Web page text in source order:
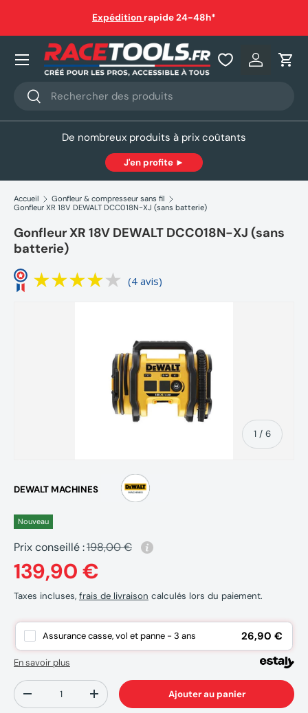
Aller au contenu
Expédition rapide 24-48h*
Recherche
Rechercher
Se
Nos produits
De nombreux produits à prix coûtants
J'en profite ►
Accueil
Gonfleur & compresseur sans fil
Gonfleur XR 18V DEWALT DCC018N-XJ (sans batterie)
Gonfleur XR 18V DEWALT DCC018N-XJ (sans
batterie)
(4 avis)
1 / de
6
DEWALT MACHINES
Nouveau
Prix conseillé :198,00 €
139,90 €
Taxes incluses, frais de livraison calculés lors du paiement.
Assurance casse, vol et panne - 3 ans 26,90 €
En savoir plus
Qté
-
+ Ajouter au panier